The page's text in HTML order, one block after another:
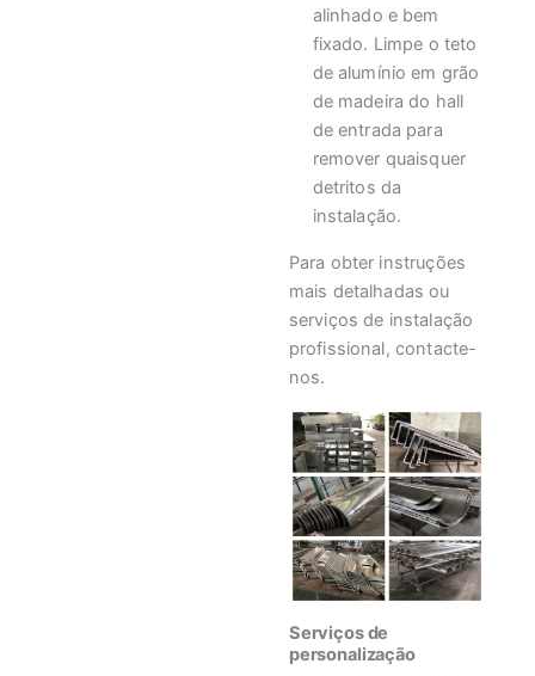
alinhado e bem
fixado. Limpe o teto
de alumínio em grão
de madeira do hall
de entrada para
remover quaisquer
detritos da
instalação.
Para obter instruções
mais detalhadas ou
serviços de instalação
profissional, contacte-
nos.
Serviços de
personalização